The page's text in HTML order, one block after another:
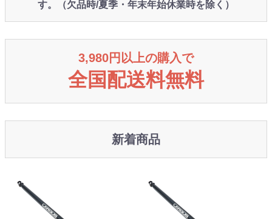
す。（欠品時/夏季・年末年始休業時を除く）
3,980円以上の購入で
全国配送料無料
新着商品